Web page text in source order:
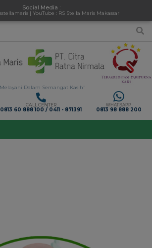
Social Media :
| YouTube : RS Stella Maris Makassar
Dalam Semangat Kasih"
CALL CENTER
0813 60 888 100 / 0411 - 871391
WHATSAPP
0813 98 888 200